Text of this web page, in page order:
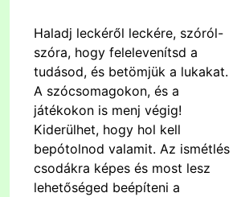
Haladj leckéről leckére, szóról-
szóra, hogy felelevenítsd a
tudásod, és betömjük a lukakat.
A szócsomagokon, és a
játékokon is menj végig!
Kiderülhet, hogy hol kell
bepótolnod valamit. Az ismétlés
csodákra képes és most lesz
lehetőséged beépíteni a